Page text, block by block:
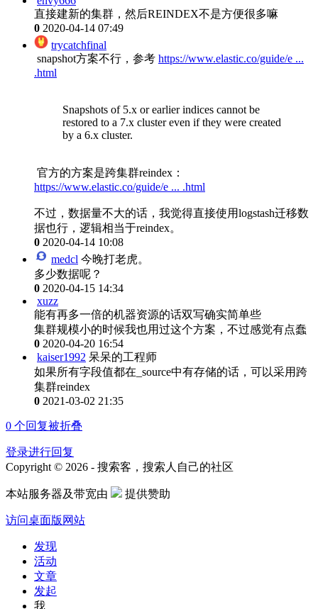
直接建新的集群，然后REINDEX不是方便很多嘛
0 2020-04-14 07:49
trycatchfinal
snapshot方案不行，参考 ​ https://www.elastic.co/guide/e ...
.html
Snapshots of 5.x or earlier indices cannot be
restored to a 7.x cluster even if they were created
by a 6.x cluster.
官方的方案是跨集群reindex：
https://www.elastic.co/guide/e ... .html
不过，数据量不大的话，我觉得直接使用logstash迁移数
据也行，逻辑相当于reindex。
0 2020-04-14 10:08
medcl 今晚打老虎。
多少数据呢？
0 2020-04-15 14:34
xuzz
能有再多一倍的机器资源的话双写确实简单些
集群规模小的时候我也用过这个方案，不过感觉有点蠢
0 2020-04-20 16:54
kaiser1992 呆呆的工程师
如果所有字段值都在_source中有存储的话，可以采用跨
集群reindex
0 2021-03-02 21:35
0 个回复被折叠
登录进行回复
Copyright © 2026 - 搜索客，搜索人自己的社区
本站服务器及带宽由 提供赞助
访问桌面版网站
发现
活动
文章
发起
我